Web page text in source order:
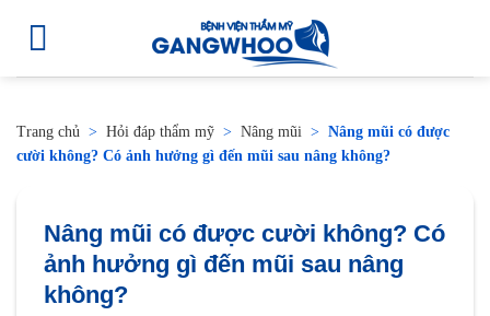
Trang chủ > Hỏi đáp thẩm mỹ > Nâng mũi > Nâng mũi có được
cười không? Có ảnh hưởng gì đến mũi sau nâng không?
Nâng mũi có được cười không? Có
ảnh hưởng gì đến mũi sau nâng
không?